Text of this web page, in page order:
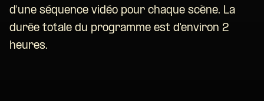
d'une séquence vidéo pour chaque scène. La
durée totale du programme est d'environ 2
heures.